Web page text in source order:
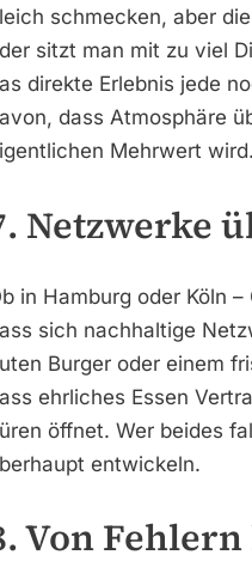
schmecken, aber
sitzt man mit zu viel
direkte Erlebnis jede
dass Atmosphäre
Mehrwert wird.
Netzwerke
in Hamburg oder Köln
sich nachhaltige
Burger oder einem
ehrliches Essen
öffnet. Wer beides
entwickeln.
Von